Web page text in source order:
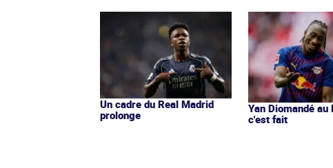
Un cadre du Real Madrid
prolonge
Yan Diomandé au
c'est fait